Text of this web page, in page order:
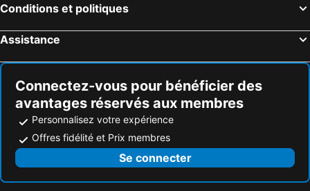
Conditions et politiques
Assistance
Connectez-vous pour bénéficier des
avantages réservés aux membres
Personnalisez votre expérience
Offres fidélité et Prix membres
Se connecter